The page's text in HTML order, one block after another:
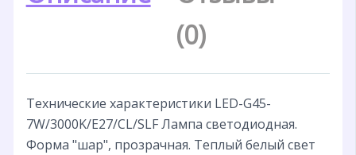
(0)
Технические характеристики LED-G45-
7W/3000K/E27/CL/SLF Лампа светодиодная.
Форма "шар", прозрачная. Теплый белый свет